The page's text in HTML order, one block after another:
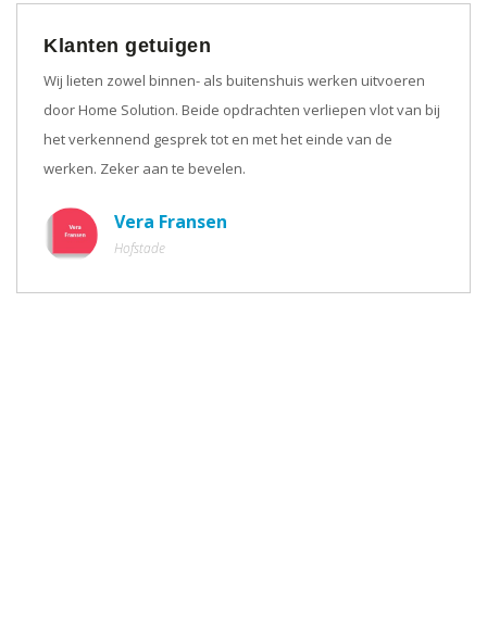
Klanten getuigen
Wij lieten zowel binnen- als buitenshuis werken uitvoeren
door Home Solution. Beide opdrachten verliepen vlot van bij
het verkennend gesprek tot en met het einde van de
werken. Zeker aan te bevelen.
Vera Fransen
Hofstade